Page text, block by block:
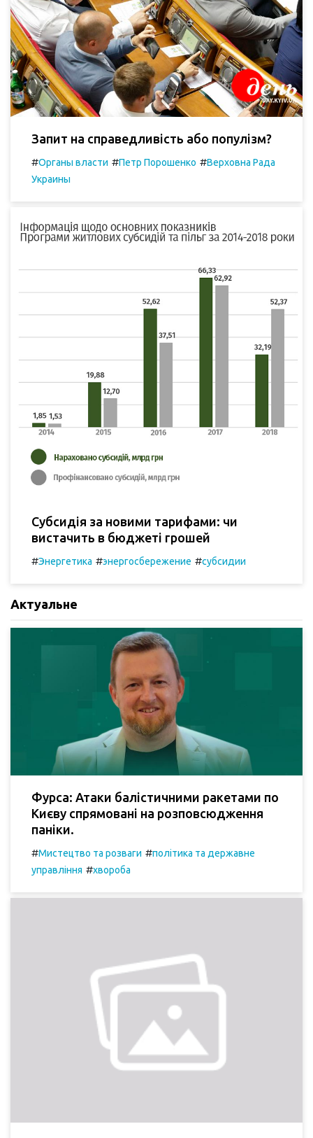
Запит на справедливість або популізм?
#Органы власти #Петр Порошенко #Верховна Рада
Украины
Субсидія за новими тарифами: чи
вистачить в бюджеті грошей
#Энергетика #энергосбережение #субсидии
Актуальне
Фурса: Атаки балістичними ракетами по
Києву спрямовані на розповсюдження
паніки.
#Мистецтво та розваги #політика та державне
управління #хвороба